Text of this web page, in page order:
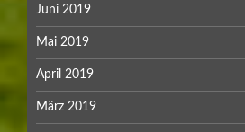
Juni 2019
Mai 2019
April 2019
März 2019